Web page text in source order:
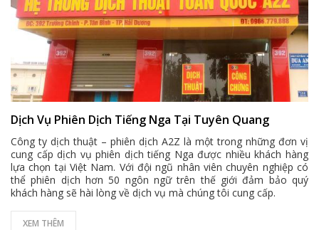
Dịch Vụ Phiên Dịch Tiếng Nga Tại Tuyên Quang
Công ty dịch thuật – phiên dịch A2Z là một trong những đơn vị
cung cấp dịch vụ phiên dịch tiếng Nga được nhiều khách hàng
lựa chọn tại Việt Nam. Với đội ngũ nhân viên chuyên nghiệp có
thể phiên dịch hơn 50 ngôn ngữ trên thế giới đảm bảo quý
khách hàng sẽ hài lòng về dịch vụ mà chúng tôi cung cấp.
XEM THÊM